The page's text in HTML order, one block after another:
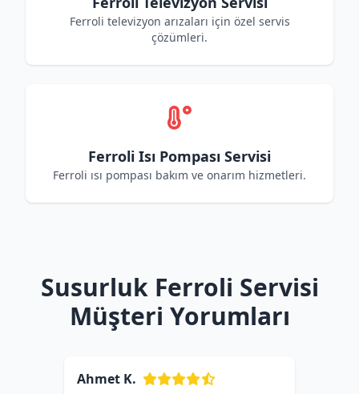
Ferroli televizyon arızaları için özel servis
çözümleri.
Ferroli Isı Pompası Servisi
Ferroli ısı pompası bakım ve onarım hizmetleri.
Susurluk Ferroli Servisi
Müşteri Yorumları
Ahmet K.